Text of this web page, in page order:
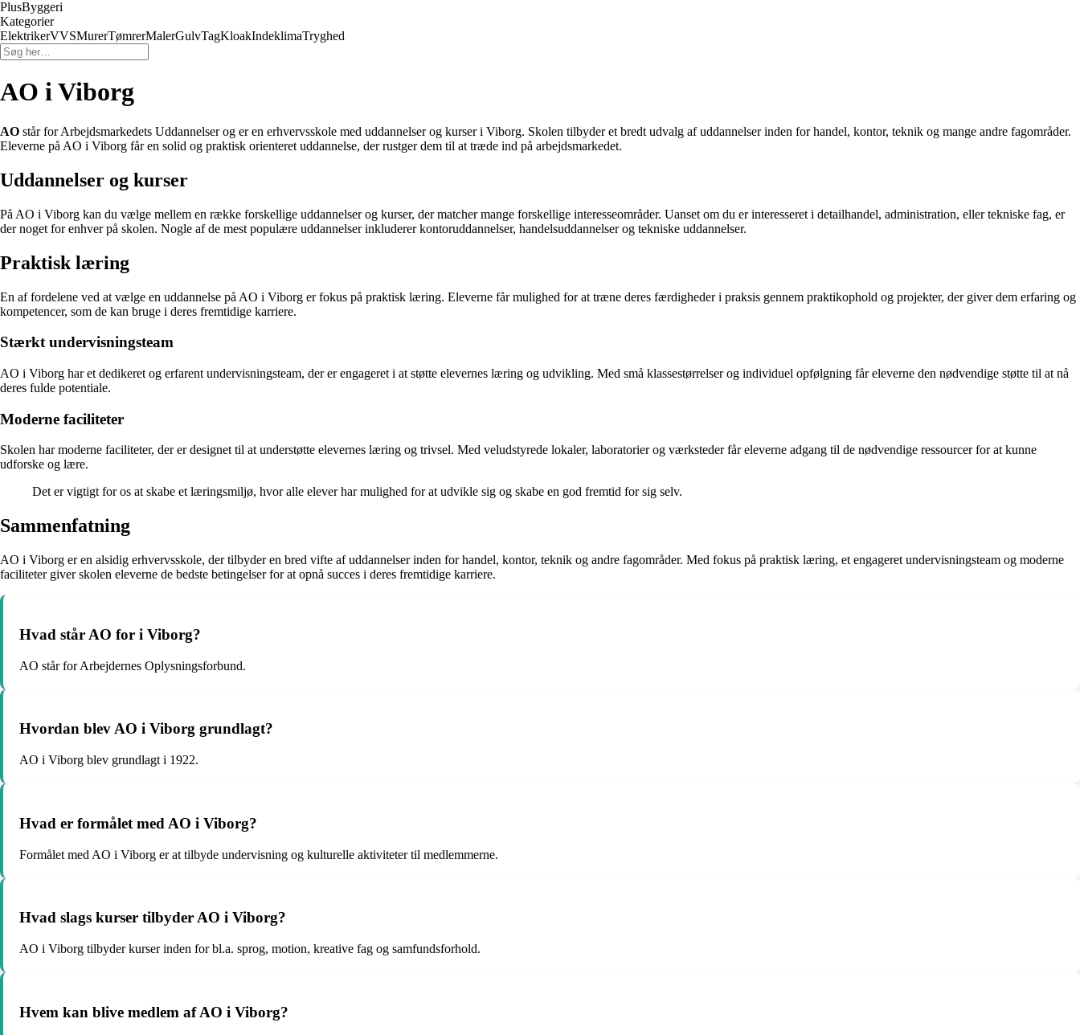
PlusByggeri
Kategorier
ElektrikerVVSMurerTømrerMalerGulvTagKloakIndeklimaTryghed
AO i Viborg
AO står for Arbejdsmarkedets Uddannelser og er en erhvervsskole med uddannelser og kurser i Viborg. Skolen tilbyder et bredt udvalg af uddannelser inden for handel, kontor, teknik og mange andre fagområder.
Eleverne på AO i Viborg får en solid og praktisk orienteret uddannelse, der rustger dem til at træde ind på arbejdsmarkedet.
Uddannelser og kurser
På AO i Viborg kan du vælge mellem en række forskellige uddannelser og kurser, der matcher mange forskellige interesseområder. Uanset om du er interesseret i detailhandel, administration, eller tekniske fag, er
der noget for enhver på skolen. Nogle af de mest populære uddannelser inkluderer kontoruddannelser, handelsuddannelser og tekniske uddannelser.
Praktisk læring
En af fordelene ved at vælge en uddannelse på AO i Viborg er fokus på praktisk læring. Eleverne får mulighed for at træne deres færdigheder i praksis gennem praktikophold og projekter, der giver dem erfaring og
kompetencer, som de kan bruge i deres fremtidige karriere.
Stærkt undervisningsteam
AO i Viborg har et dedikeret og erfarent undervisningsteam, der er engageret i at støtte elevernes læring og udvikling. Med små klassestørrelser og individuel opfølgning får eleverne den nødvendige støtte til at nå
deres fulde potentiale.
Moderne faciliteter
Skolen har moderne faciliteter, der er designet til at understøtte elevernes læring og trivsel. Med veludstyrede lokaler, laboratorier og værksteder får eleverne adgang til de nødvendige ressourcer for at kunne
udforske og lære.
Det er vigtigt for os at skabe et læringsmiljø, hvor alle elever har mulighed for at udvikle sig og skabe en god fremtid for sig selv.
Sammenfatning
AO i Viborg er en alsidig erhvervsskole, der tilbyder en bred vifte af uddannelser inden for handel, kontor, teknik og andre fagområder. Med fokus på praktisk læring, et engageret undervisningsteam og moderne
faciliteter giver skolen eleverne de bedste betingelser for at opnå succes i deres fremtidige karriere.
Hvad står AO for i Viborg?
AO står for Arbejdernes Oplysningsforbund.
Hvordan blev AO i Viborg grundlagt?
AO i Viborg blev grundlagt i 1922.
Hvad er formålet med AO i Viborg?
Formålet med AO i Viborg er at tilbyde undervisning og kulturelle aktiviteter til medlemmerne.
Hvad slags kurser tilbyder AO i Viborg?
AO i Viborg tilbyder kurser inden for bl.a. sprog, motion, kreative fag og samfundsforhold.
Hvem kan blive medlem af AO i Viborg?